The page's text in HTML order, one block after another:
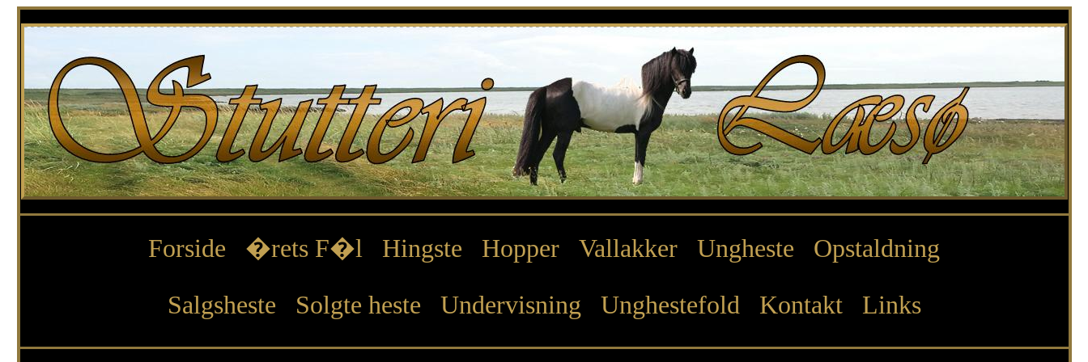
Forside �rets F�l Hingste Hopper Vallakker Ungheste
Opstaldning
Salgsheste
Solgte heste Undervisning Unghestefold Kontakt Links